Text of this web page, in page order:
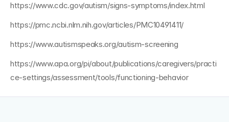
https://www.cdc.gov/autism/signs-symptoms/index.html
https://pmc.ncbi.nlm.nih.gov/articles/PMC10491411/
https://www.autismspeaks.org/autism-screening
https://www.apa.org/pi/about/publications/caregivers/practi
ce-settings/assessment/tools/functioning-behavior